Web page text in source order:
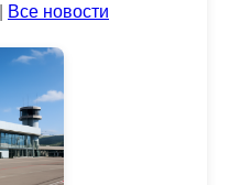
Все новости